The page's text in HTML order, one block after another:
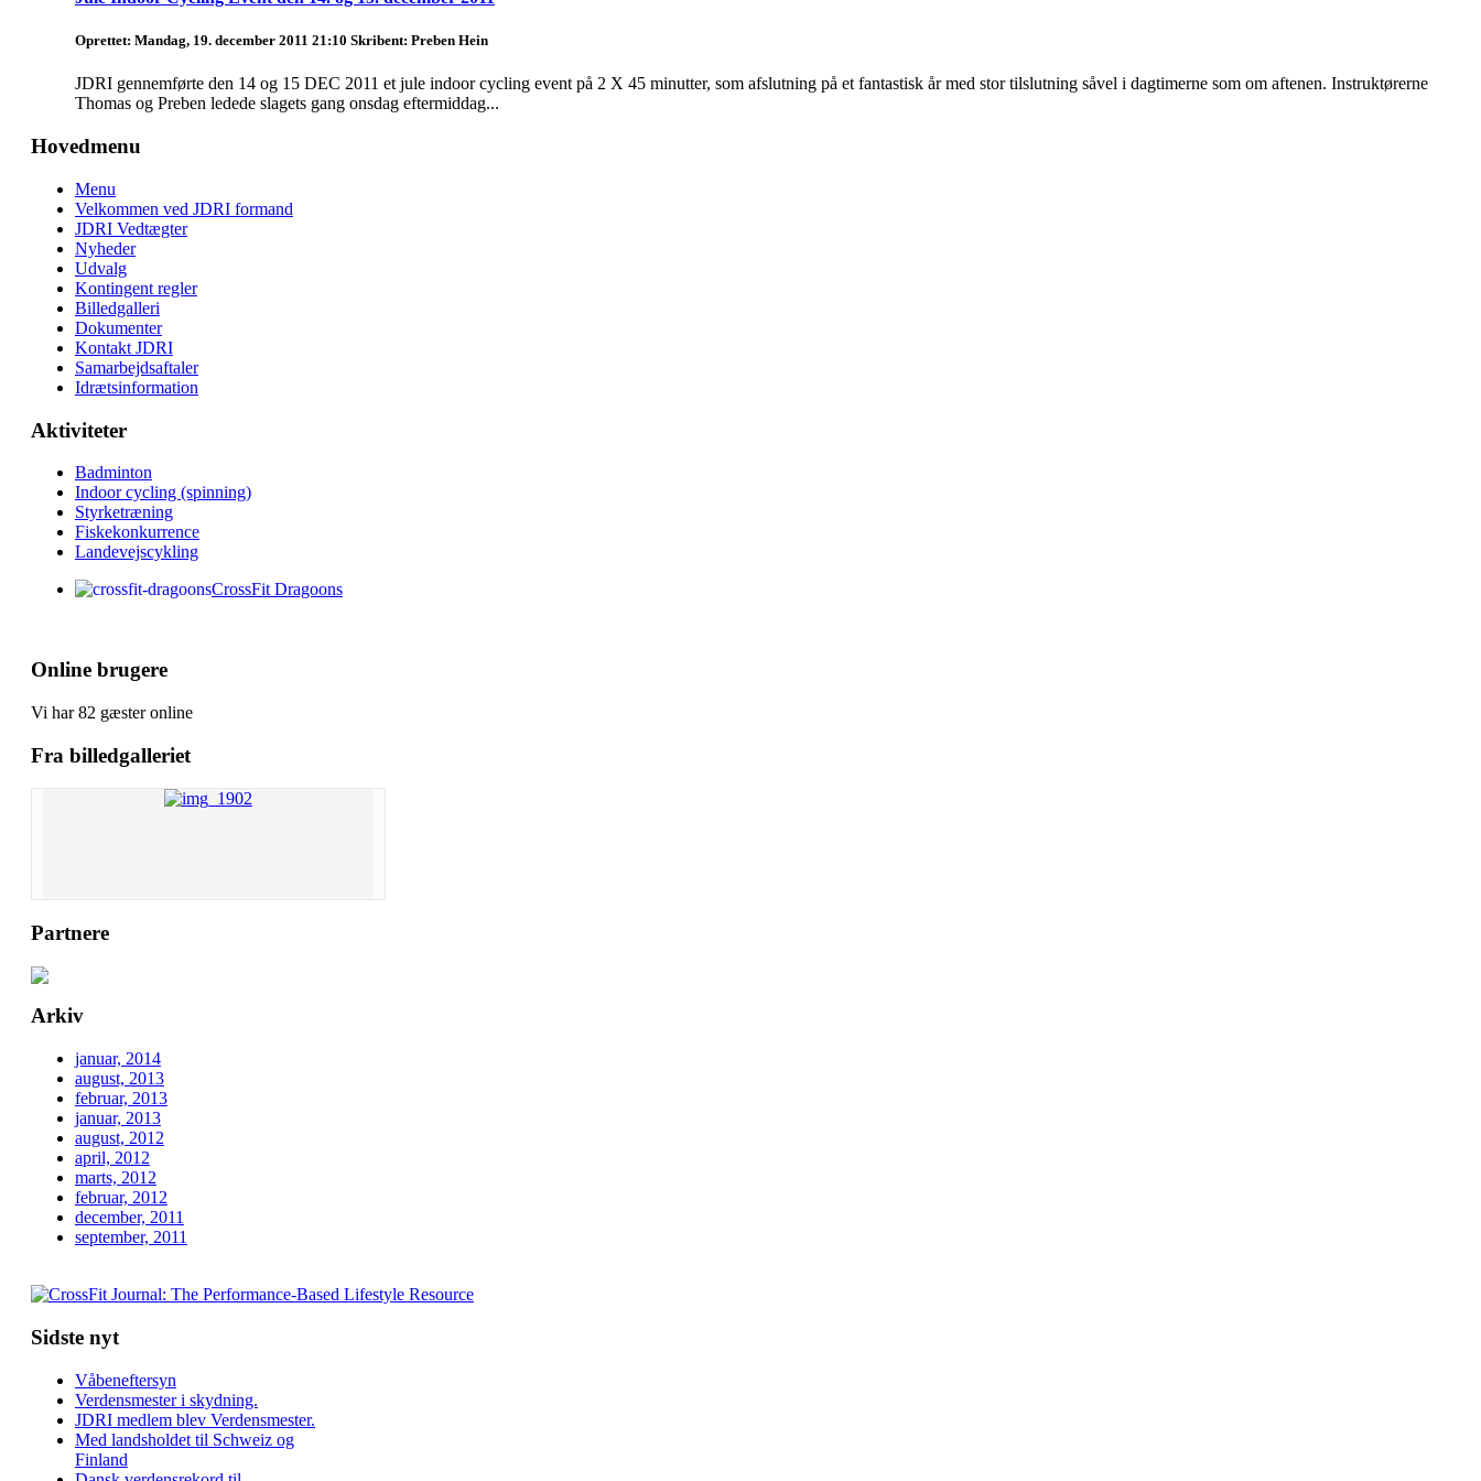
Oprettet: Mandag, 19. december 2011 21:10 Skribent: Preben Hein
JDRI gennemførte den 14 og 15 DEC 2011 et jule indoor cycling event på 2 X 45 minutter, som afslutning på et fantastisk år med stor tilslutning såvel i dagtimerne som om aftenen. Instruktørerne
Thomas og Preben ledede slagets gang onsdag eftermiddag...
Hovedmenu
Menu
Velkommen ved JDRI formand
JDRI Vedtægter
Nyheder
Udvalg
Kontingent regler
Billedgalleri
Dokumenter
Kontakt JDRI
Samarbejdsaftaler
Idrætsinformation
Aktiviteter
Badminton
Indoor cycling (spinning)
Styrketræning
Fiskekonkurrence
Landevejscykling
CrossFit Dragoons
Online brugere
Vi har 82 gæster online
Fra billedgalleriet
Partnere
Arkiv
januar, 2014
august, 2013
februar, 2013
januar, 2013
august, 2012
april, 2012
marts, 2012
februar, 2012
december, 2011
september, 2011
Sidste nyt
Våbeneftersyn
Verdensmester i skydning.
JDRI medlem blev Verdensmester.
Med landsholdet til Schweiz og
Finland